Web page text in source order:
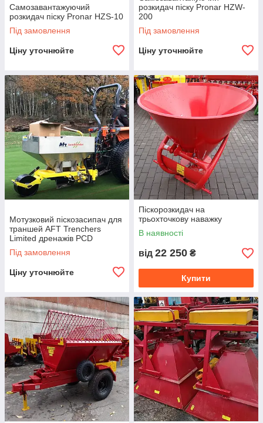
Самозавантажуючий
розкидач піску Pronar HZS-10
Під замовлення
Ціну уточнюйте
розкидач піску Pronar HZW-
200
Під замовлення
Ціну уточнюйте
Мотузковий піскозасипач для
траншей AFT Trenchers
Limited дренажів PCD
Під замовлення
Ціну уточнюйте
Піскорозкидач на
трьохточкову наважку
В наявності
від 22 250 ₴
Купити